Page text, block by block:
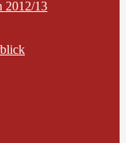
2012/13